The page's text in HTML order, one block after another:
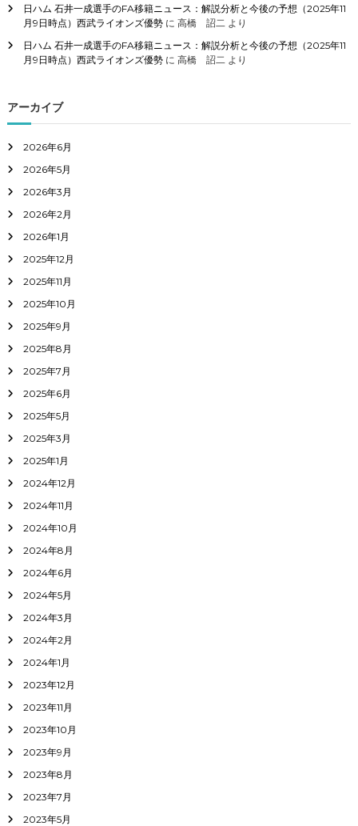
日ハム 石井一成選手のFA移籍ニュース：解説分析と今後の予想（2025年11
月9日時点）西武ライオンズ優勢に 高橋 詔二より
日ハム 石井一成選手のFA移籍ニュース：解説分析と今後の予想（2025年11
月9日時点）西武ライオンズ優勢に 高橋 詔二より
アーカイブ
2026年6月
2026年5月
2026年3月
2026年2月
2026年1月
2025年12月
2025年11月
2025年10月
2025年9月
2025年8月
2025年7月
2025年6月
2025年5月
2025年3月
2025年1月
2024年12月
2024年11月
2024年10月
2024年8月
2024年6月
2024年5月
2024年3月
2024年2月
2024年1月
2023年12月
2023年11月
2023年10月
2023年9月
2023年8月
2023年7月
2023年5月